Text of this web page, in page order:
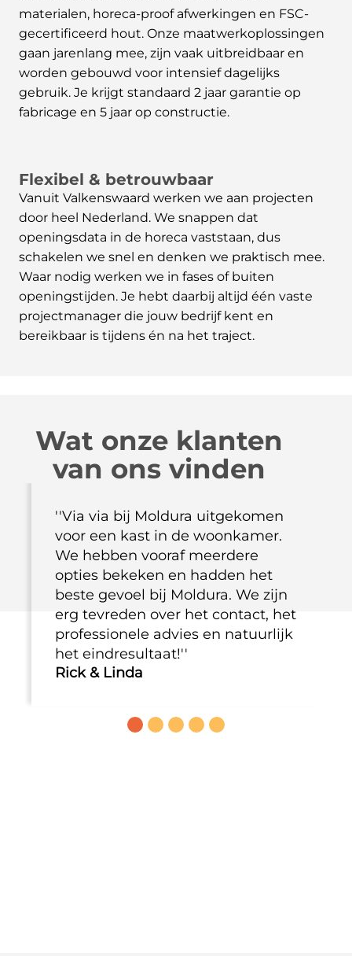
materialen, horeca-proof afwerkingen en FSC-
gecertificeerd hout. Onze maatwerkoplossingen
gaan jarenlang mee, zijn vaak uitbreidbaar en
worden gebouwd voor intensief dagelijks
gebruik. Je krijgt standaard 2 jaar garantie op
fabricage en 5 jaar op constructie.
Flexibel & betrouwbaar
Vanuit Valkenswaard werken we aan projecten
door heel Nederland. We snappen dat
openingsdata in de horeca vaststaan, dus
schakelen we snel en denken we praktisch mee.
Waar nodig werken we in fases of buiten
openingstijden. Je hebt daarbij altijd één vaste
projectmanager die jouw bedrijf kent en
bereikbaar is tijdens én na het traject.
Wat onze klanten
van ons vinden
''Via via bij Moldura uitgekomen
voor een kast in de woonkamer.
We hebben vooraf meerdere
opties bekeken en hadden het
beste gevoel bij Moldura. We zijn
erg tevreden over het contact, het
professionele advies en natuurlijk
het eindresultaat!''
Rick & Linda